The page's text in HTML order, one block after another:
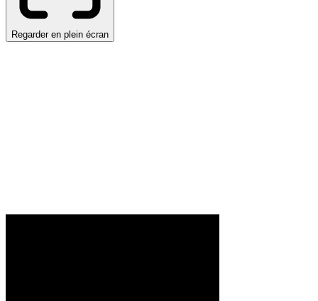
Regarder en plein écran